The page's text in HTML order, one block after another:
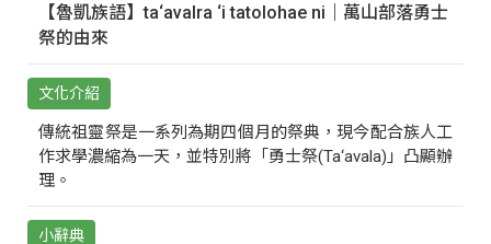
【魯凱族語】ta‘avalra ‘i tatolohae ni｜萬山部落勇士
祭的由來
文化介紹
傳統祖靈祭是一系列為期四個月的祭典，現今配合族人工
作求學濃縮為一天，並特別將「勇士祭(Ta‘avala)」凸顯辦
理。
小辭典